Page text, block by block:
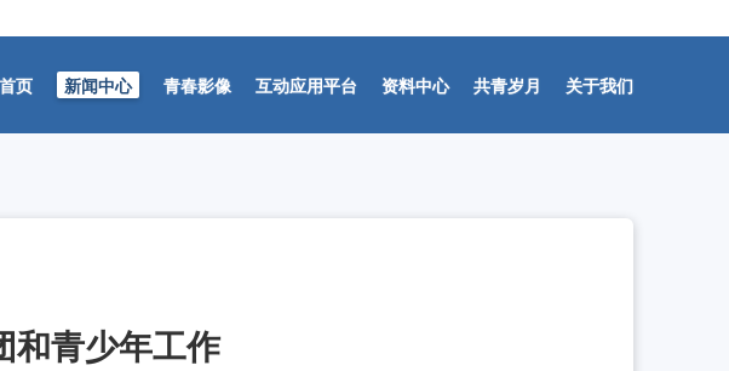
首页 新闻中心 青春影像 互动应用平台 资料中心 共青岁月 关于我们
和青少年工作